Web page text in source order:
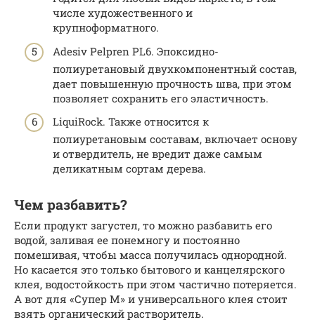
числе художественного и
крупноформатного.
Adesiv Pelpren PL6. Эпоксидно-
полиуретановый двухкомпонентный состав,
дает повышенную прочность шва, при этом
позволяет сохранить его эластичность.
LiquiRock. Также относится к
полиуретановым составам, включает основу
и отвердитель, не вредит даже самым
деликатным сортам дерева.
Чем разбавить?
Если продукт загустел, то можно разбавить его
водой, заливая ее понемногу и постоянно
помешивая, чтобы масса получилась однородной.
Но касается это только бытового и канцелярского
клея, водостойкость при этом частично потеряется.
А вот для «Супер М» и универсального клея стоит
взять органический растворитель.